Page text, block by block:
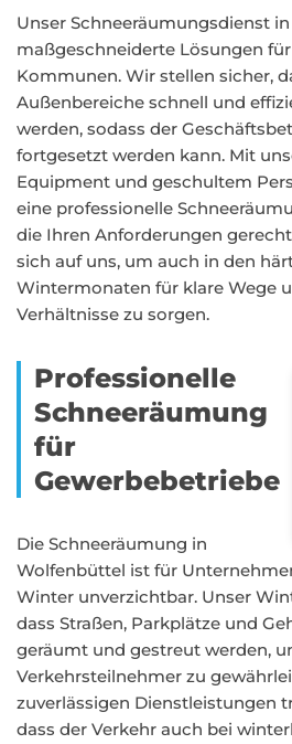
Unser Schneeräumungsdienst
maßgeschneiderte Lösungen
Kommunen. Wir stellen sicher,
Außenbereiche schnell und
werden, sodass der
fortgesetzt werden kann. Mit
Equipment und geschultem
eine professionelle
die Ihren Anforderungen
sich auf uns, um auch in den
Wintermonaten für klare Wege
Verhältnisse zu sorgen.
Professionelle
Schneeräumung
für
Gewerbebetriebe
Die Schneeräumung in
Wolfenbüttel ist für
Winter unverzichtbar. Unser
dass Straßen, Parkplätze und
geräumt und gestreut werden,
Verkehrsteilnehmer zu
zuverlässigen Dienstleistungen
dass der Verkehr auch bei